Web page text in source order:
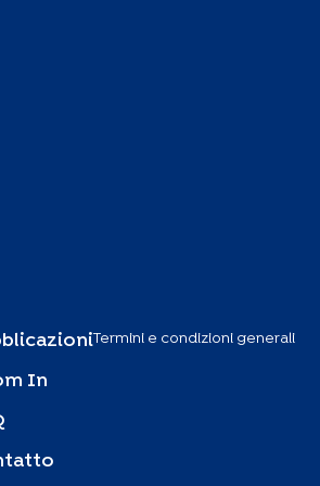
In
Termini e condizioni generali